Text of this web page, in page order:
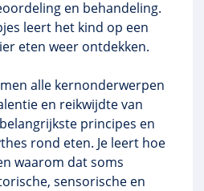
en behandeling.
leert het kind op een
eten weer ontdekken.
alle kernonderwerpen
en reikwijdte van
principes en
rond eten. Je leert hoe
waarom dat soms
sensorische en